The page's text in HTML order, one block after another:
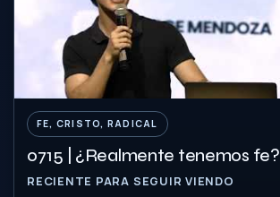
FE, CRISTO, RADICAL
0715 | ¿Realmente tenemos fe?
RECIENTE PARA SEGUIR VIENDO